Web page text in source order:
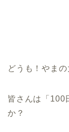
どうも！やまの
皆さんは「100
か？